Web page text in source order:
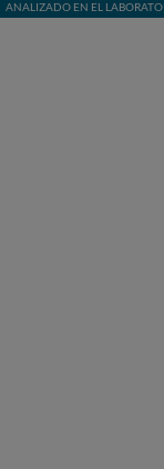
ANALIZADO EN EL